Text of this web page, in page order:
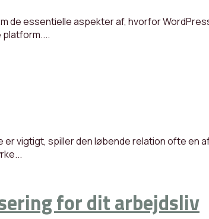
de essentielle aspekter af, hvorfor
vigtigt, spiller den løbende relation ofte en
for dit arbejdsliv